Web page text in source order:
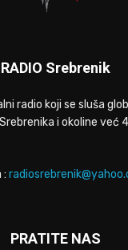
RADIO Srebrenik
radio koji se sluša
i okoline već
:
PRATITE NAS